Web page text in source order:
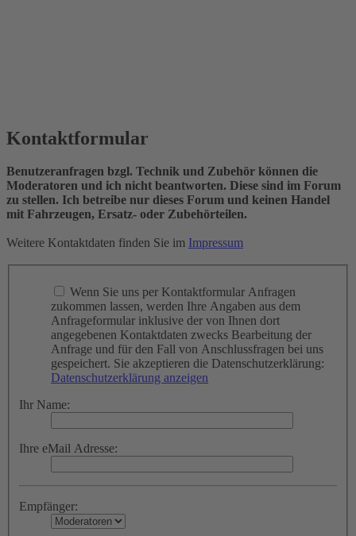
Kontaktformular
Benutzeranfragen bzgl. Technik und Zubehör können die
Moderatoren und ich nicht beantworten. Diese sind im Forum
zu stellen. Ich betreibe nur dieses Forum und keinen Handel
mit Fahrzeugen, Ersatz- oder Zubehörteilen.
Weitere Kontaktdaten finden Sie im Impressum
Wenn Sie uns per Kontaktformular Anfragen
zukommen lassen, werden Ihre Angaben aus dem
Anfrageformular inklusive der von Ihnen dort
angegebenen Kontaktdaten zwecks Bearbeitung der
Anfrage und für den Fall von Anschlussfragen bei uns
gespeichert. Sie akzeptieren die Datenschutzerklärung:
Datenschutzerklärung anzeigen
Ihr Name:
Ihre eMail Adresse:
Empfänger: